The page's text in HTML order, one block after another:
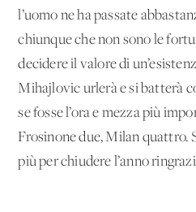
l’uomo ne ha passate
chiunque che non sono le
decidere il valore di
Mihajlovic urlerà e si batterà
se fosse l’ora e mezza più
Frosinone due, Milan quattro.
più per chiudere l’anno